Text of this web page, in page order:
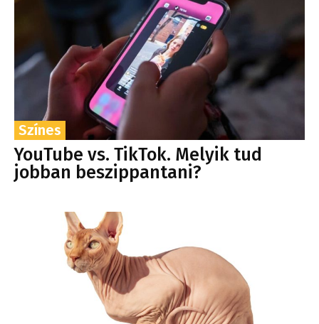
Színes
YouTube vs. TikTok. Melyik tud
jobban beszippantani?